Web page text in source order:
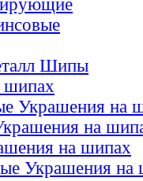
Шипы
шипах
Украшения на
на
на шипах
Украшения на